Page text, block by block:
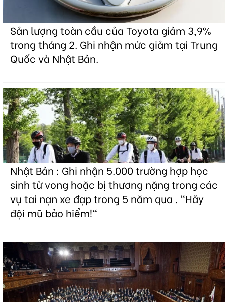
Sản lượng toàn cầu của Toyota giảm 3,9%
trong tháng 2. Ghi nhận mức giảm tại Trung
Quốc và Nhật Bản.
Nhật Bản : Ghi nhận 5.000 trường hợp học
sinh tử vong hoặc bị thương nặng trong các
vụ tai nạn xe đạp trong 5 năm qua . "Hãy
đội mũ bảo hiểm!"